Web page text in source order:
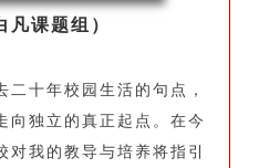
凡课题组）
十年校园生活的句点，
向独立的真正起点。在今
对我的教导与培养将指引